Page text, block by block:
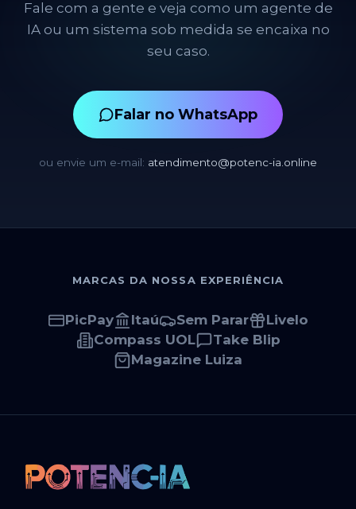
Fale com a gente e veja como um agente de
IA ou um sistema sob medida se encaixa no
seu caso.
Falar no WhatsApp
ou envie um e-mail: atendimento@potenc-ia.online
MARCAS DA NOSSA EXPERIÊNCIA
PicPay Itaú Sem Parar
Livelo
Compass UOL
Take Blip
Magazine Luiza